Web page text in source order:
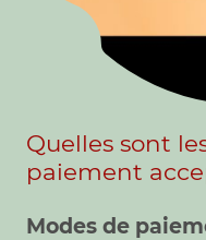
Quelles sont
paiement
Modes de